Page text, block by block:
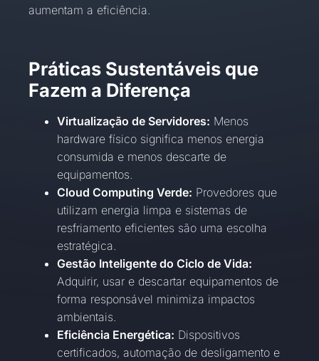
aumentam a eficiência.
Práticas Sustentáveis que
Fazem a Diferença
Virtualização de Servidores: Menos
hardware físico significa menos energia
consumida e menos descarte de
equipamentos.
Cloud Computing Verde: Provedores que
utilizam energia limpa e sistemas de
resfriamento eficientes são uma escolha
estratégica.
Gestão Inteligente do Ciclo de Vida:
Adquirir, usar e descartar equipamentos de
forma responsável minimiza impactos
ambientais.
Eficiência Energética: Dispositivos
certificados, automação de desligamento e